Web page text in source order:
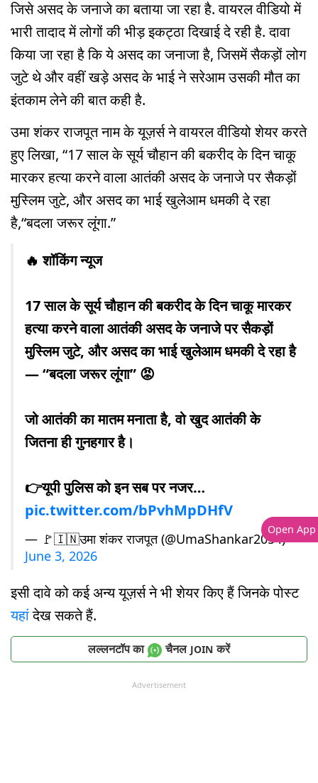
जिसे असद के जनाजे का बताया जा रहा है. वायरल वीडियो में
भारी तादाद में लोगों की भीड़ इकट्ठा दिखाई दे रही है. दावा
किया जा रहा है कि ये असद का जनाजा है, जिसमें सैकड़ों लोग
जुटे थे और वहीं खड़े असद के भाई ने सरेआम उसकी मौत का
इंतकाम लेने की बात कही है.
उमा शंकर राजपूत नाम के यूज़र्स ने वायरल वीडियो शेयर करते
हुए लिखा, “17 साल के सूर्य चौहान की बकरीद के दिन चाकू
मारकर हत्या करने वाला आतंकी असद के जनाजे पर सैकड़ों
मुस्लिम जुटे, और असद का भाई खुलेआम धमकी दे रहा
है,“बदला जरूर लूंगा.”
🔥 शॉकिंग न्यूज
17 साल के सूर्य चौहान की बकरीद के दिन चाकू मारकर
हत्या करने वाला आतंकी असद के जनाजे पर सैकड़ों
मुस्लिम जुटे, और असद का भाई खुलेआम धमकी दे रहा है
— “बदला जरूर लूंगा” 😡
जो आतंकी का मातम मनाता है, वो खुद आतंकी के
जितना ही गुनहगार है।
👉यूपी पुलिस को इन सब पर नजर…
pic.twitter.com/bPvhMpDHfV
— 🚩🇮🇳उमा शंकर राजपूत (@UmaShankar2054)
June 3, 2026
इसी दावे को कई अन्य यूज़र्स ने भी शेयर किए हैं जिनके पोस्ट
यहांदेख सकते हैं.
लल्लनटॉप का चैनल JOIN करें
Advertisement
Open App